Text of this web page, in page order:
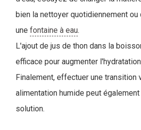
bien la nettoyer quotidiennement
une fontaine à eau.
L'ajout de jus de thon dans la
efficace pour augmenter
Finalement, effectuer une transition
alimentation humide peut également
solution.